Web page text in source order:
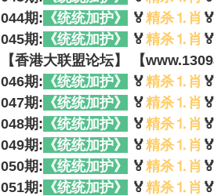
044期: 《统统加护》 🏅精杀⒈肖
045期: 《统统加护》 🏅精杀⒈肖
【香港大联盟论坛】 【
046期: 《统统加护》 🏅精杀⒈肖
047期: 《统统加护》 🏅精杀⒈肖
048期: 《统统加护》 🏅精杀⒈肖
049期: 《统统加护》 🏅精杀⒈肖
050期: 《统统加护》 🏅精杀⒈肖
051期: 《统统加护》 🏅精杀⒈肖